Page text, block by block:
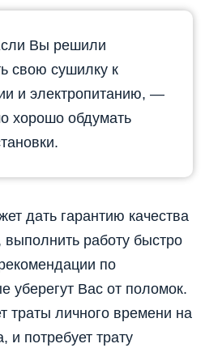
Вы решили
свою сушилку к
и электропитанию, —
хорошо обдумать
дать гарантию качества
работу быстро
по
уберегут Вас от поломок.
траты личного времени на
и потребует трату